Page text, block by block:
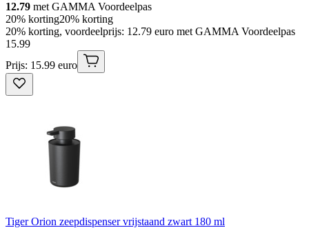
12.79 met GAMMA Voordeelpas
20% korting20% korting
20% korting, voordeelprijs: 12.79 euro met GAMMA Voordeelpas
15.99
Prijs: 15.99 euro
Tiger Orion zeepdispenser vrijstaand zwart 180 ml